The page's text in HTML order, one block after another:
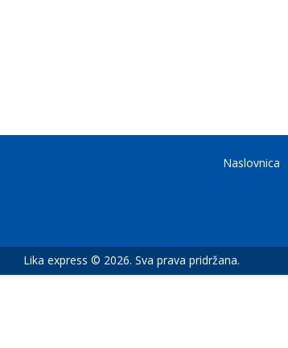
Naslovnica
Lika express © 2026. Sva prava pridržana.